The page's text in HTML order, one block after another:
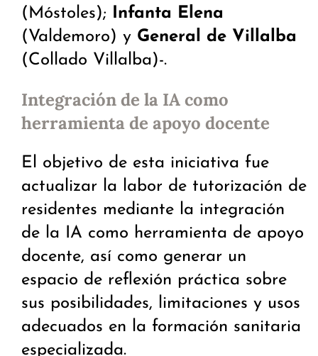
(Móstoles); Infanta Elena
(Valdemoro) y General de Villalba
(Collado Villalba)-.
Integración de la IA como
herramienta de apoyo docente
El objetivo de esta iniciativa fue
actualizar la labor de tutorización de
residentes mediante la integración
de la IA como herramienta de apoyo
docente, así como generar un
espacio de reflexión práctica sobre
sus posibilidades, limitaciones y usos
adecuados en la formación sanitaria
especializada.